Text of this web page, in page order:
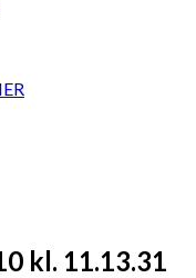
kl. 11.13.31